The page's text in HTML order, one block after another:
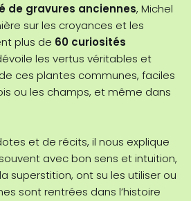
de gravures anciennes, Michel
sur les croyances et les
plus de 60 curiosités
les vertus véritables et
ces plantes communes, faciles
ou les champs, et même dans
et de récits, il nous explique
avec bon sens et intuition,
superstition, ont su les utiliser ou
sont rentrées dans l’histoire